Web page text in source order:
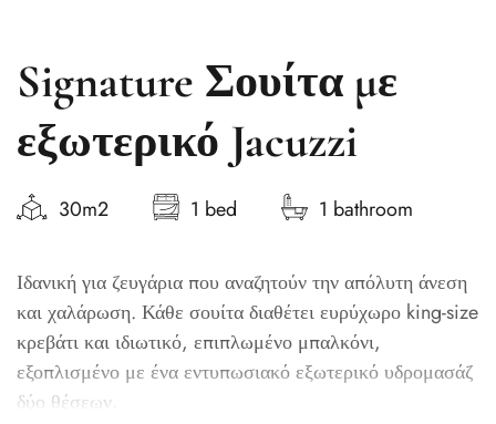
Signature Σουίτα με
εξωτερικό Jacuzzi
30m2 1 bed 1 bathroom
Ιδανική για ζευγάρια που αναζητούν την απόλυτη άνεση
και χαλάρωση. Κάθε σουίτα διαθέτει ευρύχωρο king-size
κρεβάτι και ιδιωτικό, επιπλωμένο μπαλκόνι,
εξοπλισμένο με ένα εντυπωσιακό εξωτερικό υδρομασάζ
δύο θέσεων.